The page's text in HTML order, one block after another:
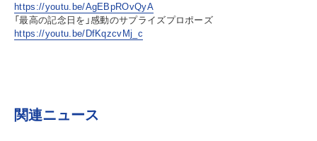
https://youtu.be/AgEBpROvQyA
「最高の記念日を」感動のサプライズプロポーズ
https://youtu.be/DfKqzcvMj_c
関連ニュース